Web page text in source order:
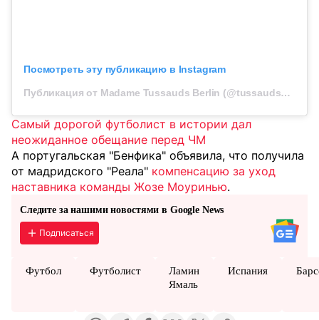
Посмотреть эту публикацию в Instagram
Публикация от Madame Tussauds Berlin (@tussaudsberlin)
Самый дорогой футболист в истории дал
неожиданное обещание перед ЧМ
А португальская "Бенфика" объявила, что получила
от мадридского "Реала" компенсацию за уход
наставника команды Жозе Моуринью.
Следите за нашими новостями в Google News
Подписаться
Футбол Футболист
Ламин
Ямаль
Испания